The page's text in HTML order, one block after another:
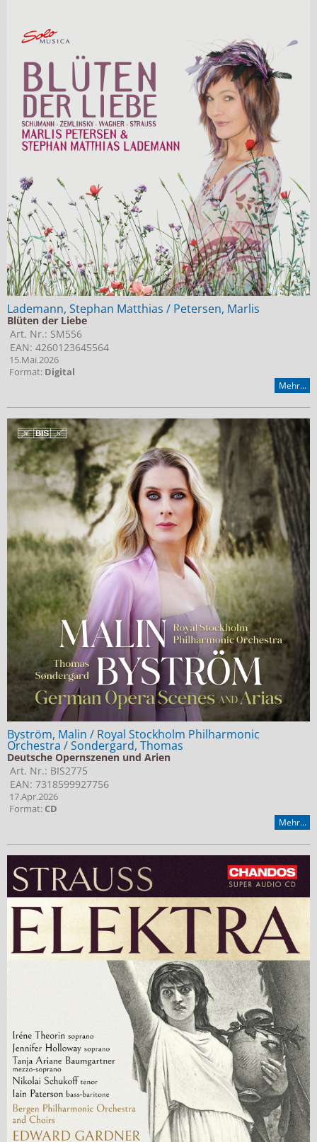
Lademann, Stephan Matthias / Petersen, Marlis
Blüten der Liebe
Art. Nr.: SM556
EAN: 4260123645564
15.Mai.2026
Format: Digital
Mehr...
Byström, Malin / Royal Stockholm Philharmonic
Orchestra / Sondergard, Thomas
Deutsche Opernszenen und Arien
Art. Nr.: BIS2775
EAN: 7318599927756
17.Apr.2026
Format:CD
Mehr...